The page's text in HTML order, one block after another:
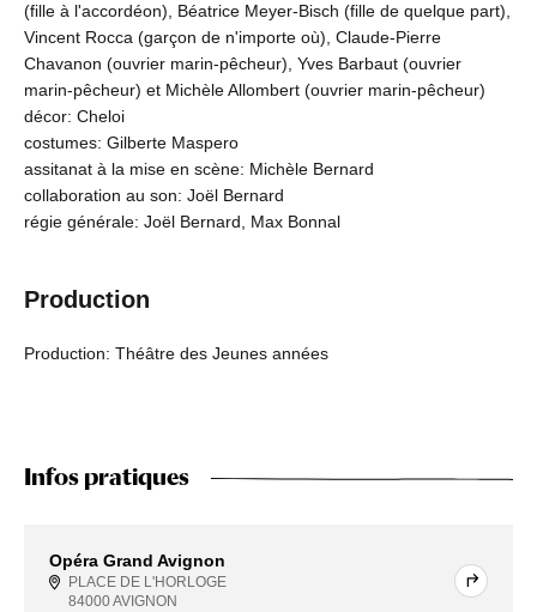
(fille à l'accordéon), Béatrice Meyer-Bisch (fille de quelque part),
Vincent Rocca (garçon de n'importe où), Claude-Pierre
Chavanon (ouvrier marin-pêcheur), Yves Barbaut (ouvrier
marin-pêcheur) et Michèle Allombert (ouvrier marin-pêcheur)
décor: Cheloi
costumes: Gilberte Maspero
assitanat à la mise en scène: Michèle Bernard
collaboration au son: Joël Bernard
régie générale: Joël Bernard, Max Bonnal
Production
Production: Théâtre des Jeunes années
Infos pratiques
Opéra Grand Avignon
PLACE DE L'HORLOGE
84000 AVIGNON